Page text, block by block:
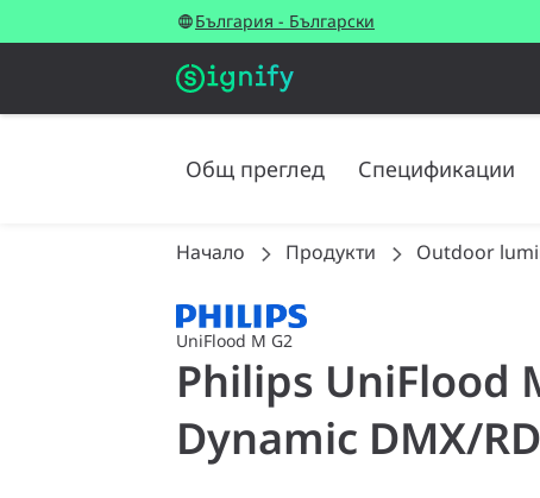
България - Български
Общ преглед Спецификации
Начало Продукти Outdoor
UniFlood M G2
Philips UniFlood
Dynamic DMX/